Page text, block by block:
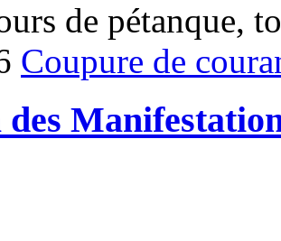
de pétanque,
Coupure de